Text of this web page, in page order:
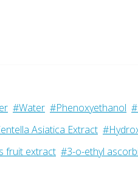
#Water #Phenoxyethanol
Asiatica Extract
fruit extract #3-o-ethyl